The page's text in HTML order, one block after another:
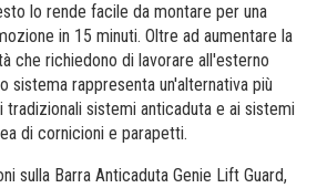
lo rende facile da montare per una
in 15 minuti. Oltre ad aumentare la
che richiedono di lavorare all'esterno
sistema rappresenta un'alternativa più
sistemi anticaduta e ai sistemi
di cornicioni e parapetti.
sulla Barra Anticaduta Genie Lift Guard,